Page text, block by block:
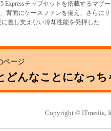
チップセットを搭載するマザー
背面にケースファンを備え、さらに
差し支えない冷却性能を発揮した
どんなことになっち
Copyright © ITmedia,